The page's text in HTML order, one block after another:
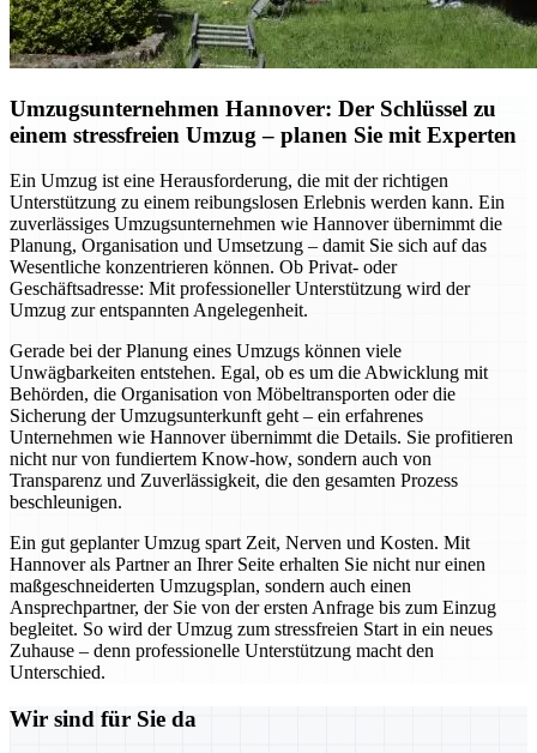
Umzugsunternehmen Hannover: Der Schlüssel zu
einem stressfreien Umzug – planen Sie mit Experten
Ein Umzug ist eine Herausforderung, die mit der richtigen
Unterstützung zu einem reibungslosen Erlebnis werden kann. Ein
zuverlässiges Umzugsunternehmen wie Hannover übernimmt die
Planung, Organisation und Umsetzung – damit Sie sich auf das
Wesentliche konzentrieren können. Ob Privat- oder
Geschäftsadresse: Mit professioneller Unterstützung wird der
Umzug zur entspannten Angelegenheit.
Gerade bei der Planung eines Umzugs können viele
Unwägbarkeiten entstehen. Egal, ob es um die Abwicklung mit
Behörden, die Organisation von Möbeltransporten oder die
Sicherung der Umzugsunterkunft geht – ein erfahrenes
Unternehmen wie Hannover übernimmt die Details. Sie profitieren
nicht nur von fundiertem Know-how, sondern auch von
Transparenz und Zuverlässigkeit, die den gesamten Prozess
beschleunigen.
Ein gut geplanter Umzug spart Zeit, Nerven und Kosten. Mit
Hannover als Partner an Ihrer Seite erhalten Sie nicht nur einen
maßgeschneiderten Umzugsplan, sondern auch einen
Ansprechpartner, der Sie von der ersten Anfrage bis zum Einzug
begleitet. So wird der Umzug zum stressfreien Start in ein neues
Zuhause – denn professionelle Unterstützung macht den
Unterschied.
Wir sind für Sie da